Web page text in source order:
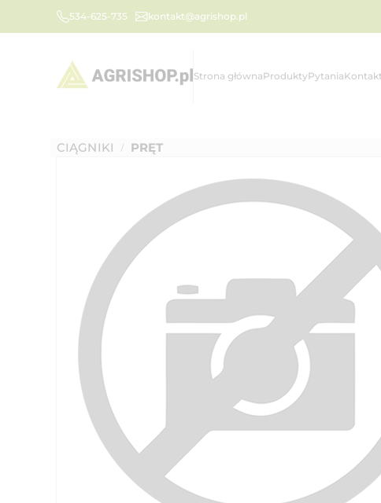
534-625-735 kontakt@agrishop.pl
Strona głównaProduktyPytania
CIĄGNIKI / PRĘT